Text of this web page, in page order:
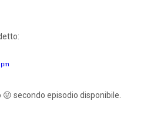
secondo episodio disponibile.